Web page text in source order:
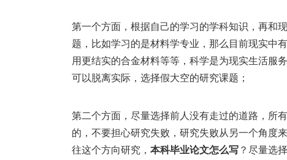
第一个方面，根据自己的学习的学科知识，再和
题，比如学习的是材料学专业，那么目前现实中
用更结实的合金材料等等，科学是为现实生活服
可以脱离实际，选择假大空的研究课题；
第二个方面，尽量选择前人没有走过的道路，所
的，不要担心研究失败，研究失败从另一个角度
往这个方向研究， 本科毕业论文怎么写 ？尽量选